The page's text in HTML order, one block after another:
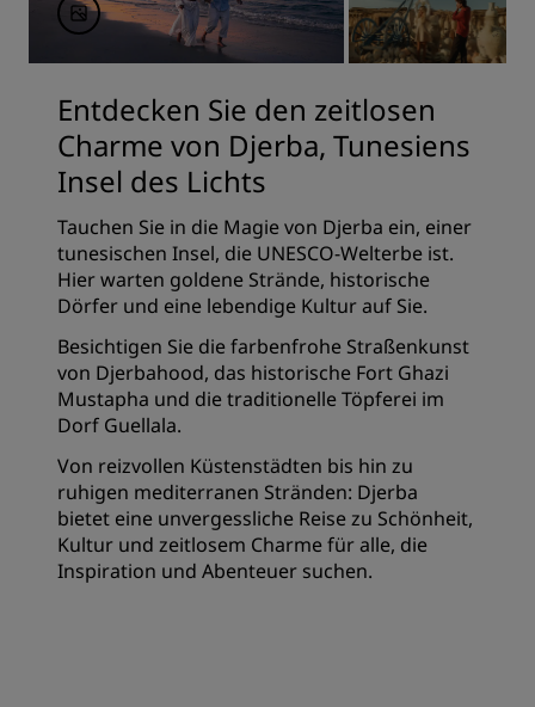
Entdecken Sie den zeitlosen
Charme von Djerba, Tunesiens
Insel des Lichts
Tauchen Sie in die Magie von Djerba ein, einer
tunesischen Insel, die UNESCO-Welterbe ist.
Hier warten goldene Strände, historische
Dörfer und eine lebendige Kultur auf Sie.
Besichtigen Sie die farbenfrohe Straßenkunst
von Djerbahood, das historische Fort Ghazi
Mustapha und die traditionelle Töpferei im
Dorf Guellala.
Von reizvollen Küstenstädten bis hin zu
ruhigen mediterranen Stränden: Djerba
bietet eine unvergessliche Reise zu Schönheit,
Kultur und zeitlosem Charme für alle, die
Inspiration und Abenteuer suchen.